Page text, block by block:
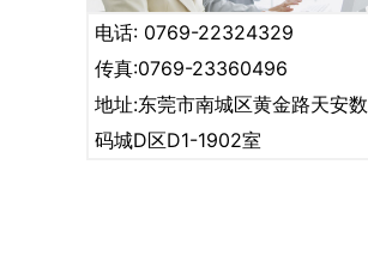
电话: 0769-22324329
传真:0769-23360496
地址:东莞市南城区黄金路天安数
码城D区D1-1902室